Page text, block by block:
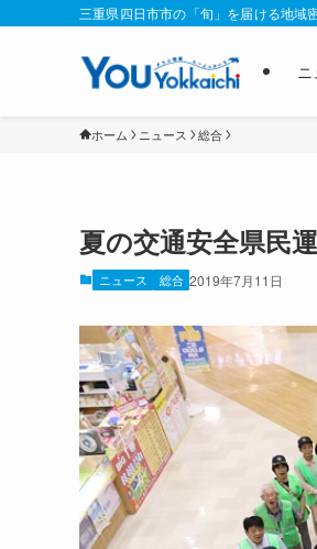
三重県四日市市の「旬」を届ける地域
ニ
ホーム ニュース 総合
夏の交通安全県民
ニュース 総合 2019年7月11日